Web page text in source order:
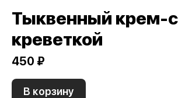
Тыквенный крем-
креветкой
450 ₽
В корзину